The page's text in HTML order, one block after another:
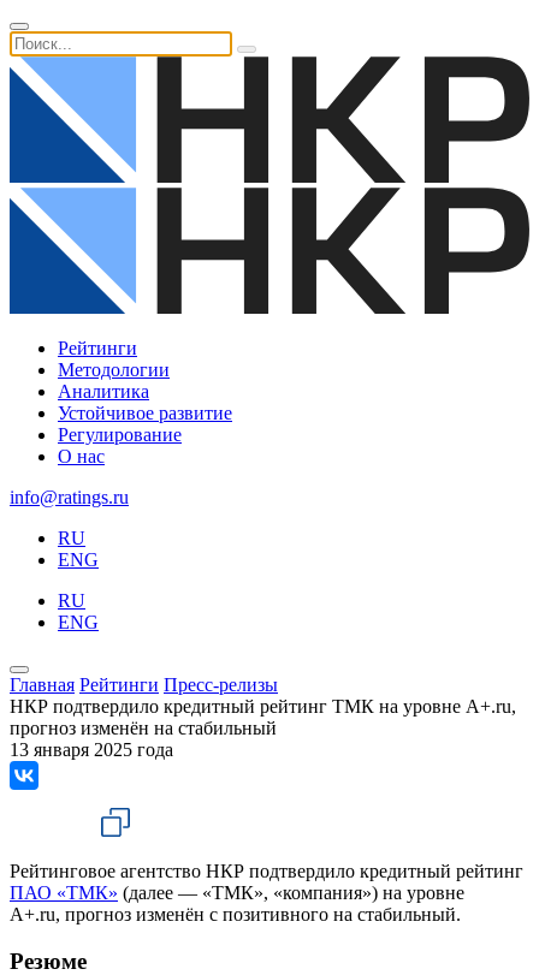
Рейтинги
Методологии
Аналитика
Устойчивое развитие
Регулирование
О нас
info@ratings.ru
RU
ENG
RU
ENG
Главная Рейтинги Пресс-релизы
НКР подтвердило кредитный рейтинг ТМК на уровне A+.ru,
прогноз изменён на стабильный
13 января 2025 года
Рейтинговое агентство НКР подтвердило кредитный рейтинг
ПАО «ТМК» (далее — «ТМК», «компания») на уровне
A+.ru, прогноз изменён с позитивного на стабильный.
Резюме